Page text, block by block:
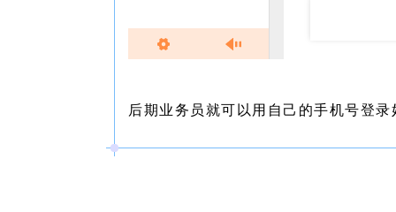
后期业务员就可以用自己的手机号登